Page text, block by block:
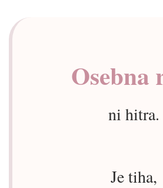
Osebna
ni hitra.
Je tiha,